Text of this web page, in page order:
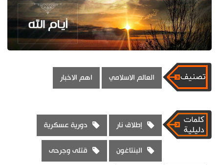
العالم الاسلامي اهم الاخبار
إطلاق نار دورية عسكرية
البنتاغون قتلى وجرحى